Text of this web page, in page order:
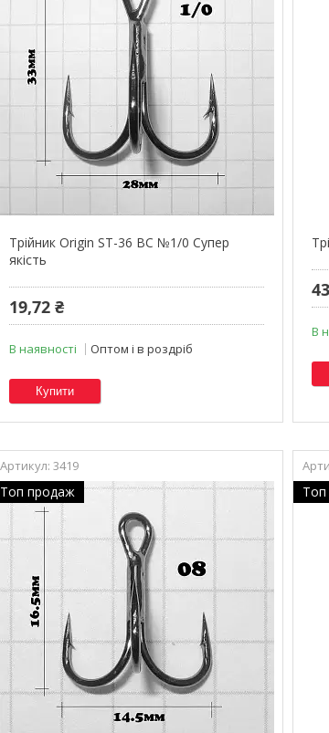
Трійник Origin ST-36 BC №1/0 Супер
якість
19,72 ₴
В наявності Оптом і в роздріб
Купити
В
3419
Топ продаж